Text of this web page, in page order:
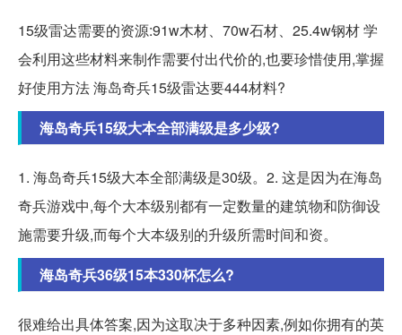
15级雷达需要的资源:91w木材、70w石材、25.4w钢材 学
会利用这些材料来制作需要付出代价的,也要珍惜使用,掌握
好使用方法 海岛奇兵15级雷达要444材料?
海岛奇兵15级大本全部满级是多少级?
1. 海岛奇兵15级大本全部满级是30级。2. 这是因为在海岛
奇兵游戏中,每个大本级别都有一定数量的建筑物和防御设
施需要升级,而每个大本级别的升级所需时间和资。
海岛奇兵36级15本330杯怎么?
很难给出具体答案,因为这取决于多种因素,例如你拥有的英